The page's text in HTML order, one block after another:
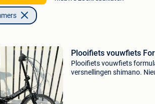
Plooifiets vouwfiets
Plooifiets vouwfiets
versnellingen shimano.